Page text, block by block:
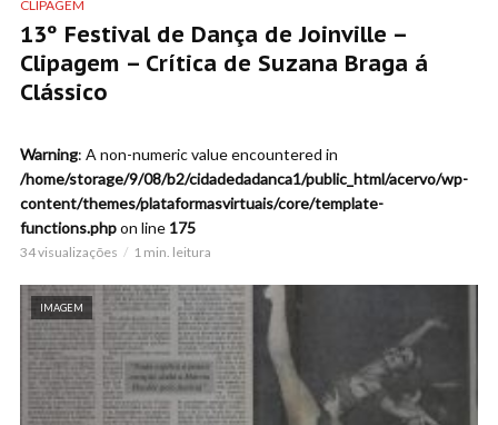
CLIPAGEM
13º Festival de Dança de Joinville –
Clipagem – Crítica de Suzana Braga á
Clássico
Warning: A non-numeric value encountered in
/home/storage/9/08/b2/cidadedadanca1/public_html/acervo/wp-
content/themes/plataformasvirtuais/core/template-
functions.phpon line 175
34 visualizações 1 min. leitura
IMAGEM